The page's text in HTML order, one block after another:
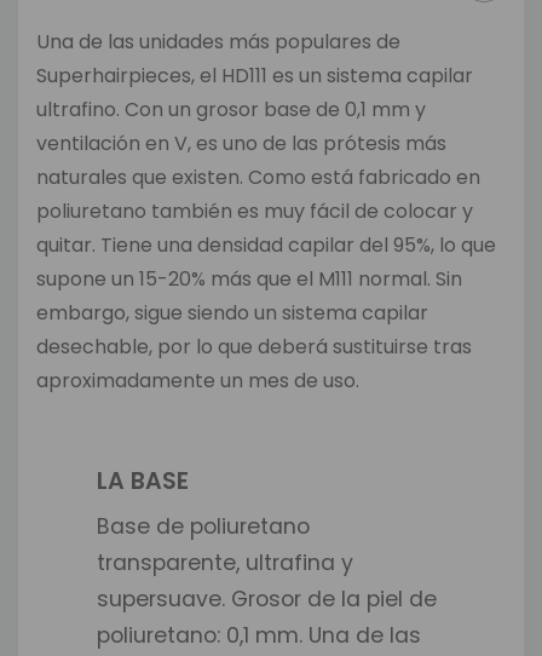
Una de las unidades más populares de
Superhairpieces, el HD111 es un sistema capilar
ultrafino. Con un grosor base de 0,1 mm y
ventilación en V, es uno de las prótesis más
naturales que existen. Como está fabricado en
poliuretano también es muy fácil de colocar y
quitar. Tiene una densidad capilar del 95%, lo que
supone un 15-20% más que el M111 normal. Sin
embargo, sigue siendo un sistema capilar
desechable, por lo que deberá sustituirse tras
aproximadamente un mes de uso.
LA BASE
Base de poliuretano
transparente, ultrafina y
supersuave. Grosor de la piel de
poliuretano: 0,1 mm. Una de las